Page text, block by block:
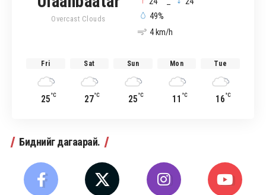
Overcast Clouds
49%
4 km/h
Fri
25°C
Sat
27°C
Sun
25°C
Mon
11 °C
Tue
16°C
Биднийг дагаарай.